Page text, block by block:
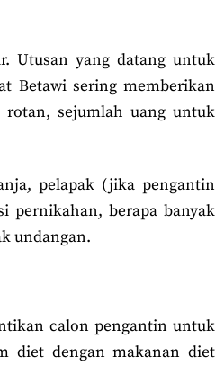
Utusan yang datang untuk
Betawi sering memberikan
rotan, sejumlah uang untuk
pelapak (jika pengantin
pernikahan, berapa banyak
undangan.
calon pengantin untuk
diet dengan makanan diet